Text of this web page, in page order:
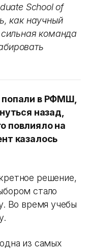
School of
как научный
команда
попали в РФМШ,
назад,
повлияло на
казалось
решение,
стало
Во время учебы
из самых